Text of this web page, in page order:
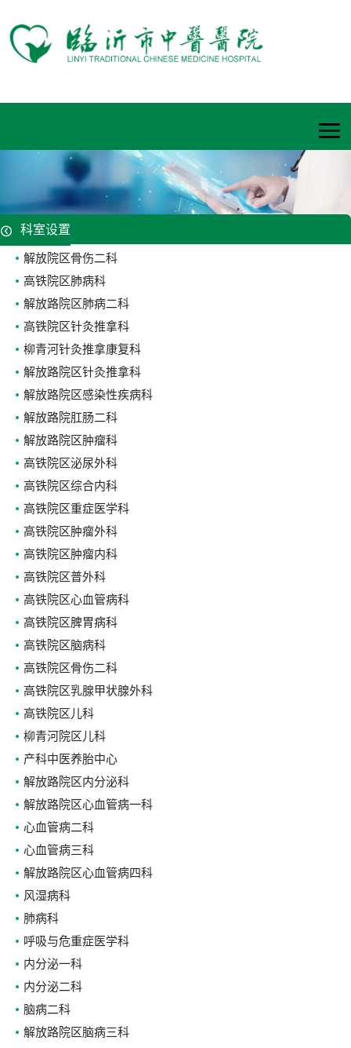
科室设置
解放院区骨伤二科
高铁院区肺病科
解放路院区肺病二科
高铁院区针灸推拿科
柳青河针灸推拿康复科
解放路院区针灸推拿科
解放路院区感染性疾病科
解放路院肛肠二科
解放路院区肿瘤科
高铁院区泌尿外科
高铁院区综合内科
高铁院区重症医学科
高铁院区肿瘤外科
高铁院区肿瘤内科
高铁院区普外科
高铁院区心血管病科
高铁院区脾胃病科
高铁院区脑病科
高铁院区骨伤二科
高铁院区乳腺甲状腺外科
高铁院区儿科
柳青河院区儿科
产科中医养胎中心
解放路院区内分泌科
解放路院区心血管病一科
心血管病二科
心血管病三科
解放路院区心血管病四科
风湿病科
肺病科
呼吸与危重症医学科
内分泌一科
内分泌二科
脑病二科
解放路院区脑病三科